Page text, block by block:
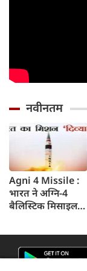
नवीनतम
Agni 4 Missile :
भारत ने अग्नि-4
बैलिस्टिक मिसाइल
तक मारक क्षमता